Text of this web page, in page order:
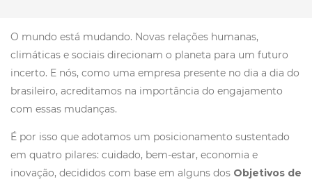
O mundo está mudando. Novas relações humanas,
climáticas e sociais direcionam o planeta para um futuro
incerto. E nós, como uma empresa presente no dia a dia do
brasileiro, acreditamos na importância do engajamento
com essas mudanças.
É por isso que adotamos um posicionamento sustentado
em quatro pilares: cuidado, bem-estar, economia e
inovação, decididos com base em alguns dos Objetivos de